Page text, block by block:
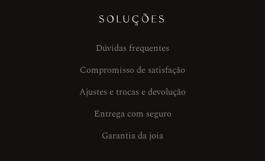
SOLUÇÕES
Dúvidas frequentes
Compromisso de satisfação
Ajustes e trocas e devolução
Entrega com seguro
Garantia da joia